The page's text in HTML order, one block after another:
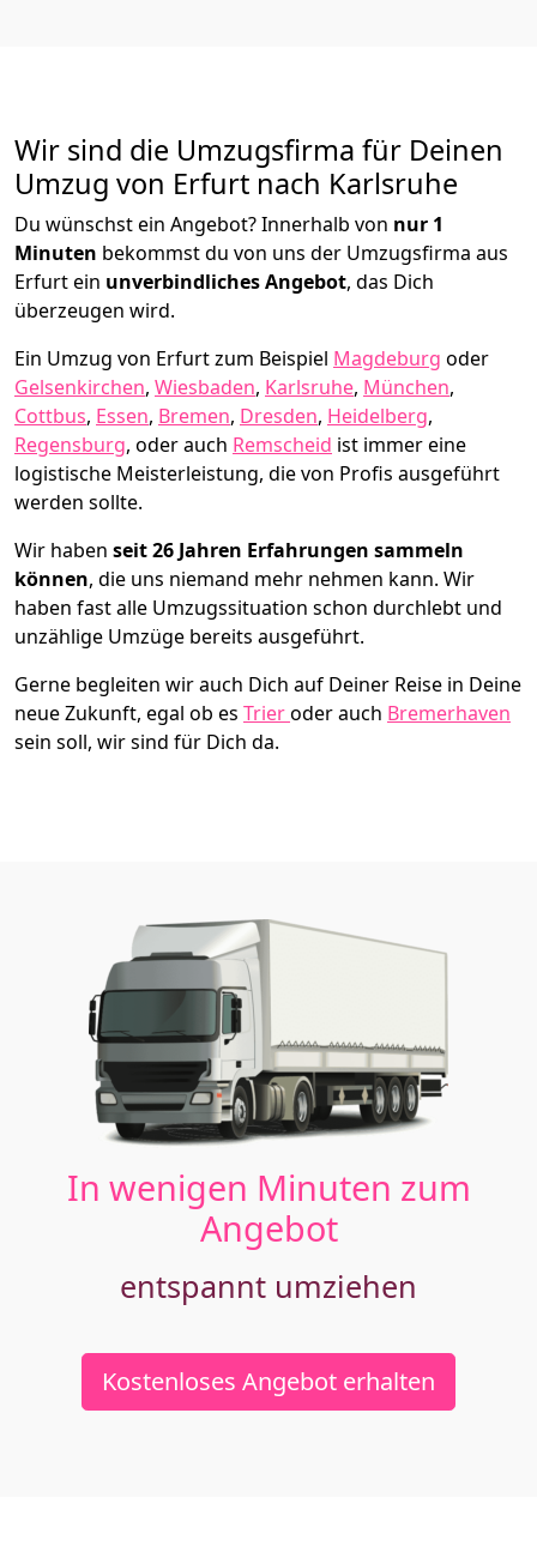
Wir sind die Umzugsfirma für Deinen
Umzug von Erfurt nach Karlsruhe
Du wünschst ein Angebot? Innerhalb von nur 1
Minuten bekommst du von uns der Umzugsfirma aus
Erfurt ein unverbindliches Angebot, das Dich
überzeugen wird.
Ein Umzug von Erfurt zum Beispiel Magdeburg oder
Gelsenkirchen, Wiesbaden, Karlsruhe, München,
Cottbus, Essen, Bremen, Dresden, Heidelberg,
Regensburg, oder auch Remscheid ist immer eine
logistische Meisterleistung, die von Profis ausgeführt
werden sollte.
Wir haben seit26 Jahren Erfahrungen sammeln
können, die uns niemand mehr nehmen kann. Wir
haben fast alle Umzugssituation schon durchlebt und
unzählige Umzüge bereits ausgeführt.
Gerne begleiten wir auch Dich auf Deiner Reise in Deine
neue Zukunft, egal ob es Trieroder auch Bremer­haven
sein soll, wir sind für Dich da.
In wenigen Minuten zum
Angebot
entspannt umziehen
Kostenloses Angebot erhalten